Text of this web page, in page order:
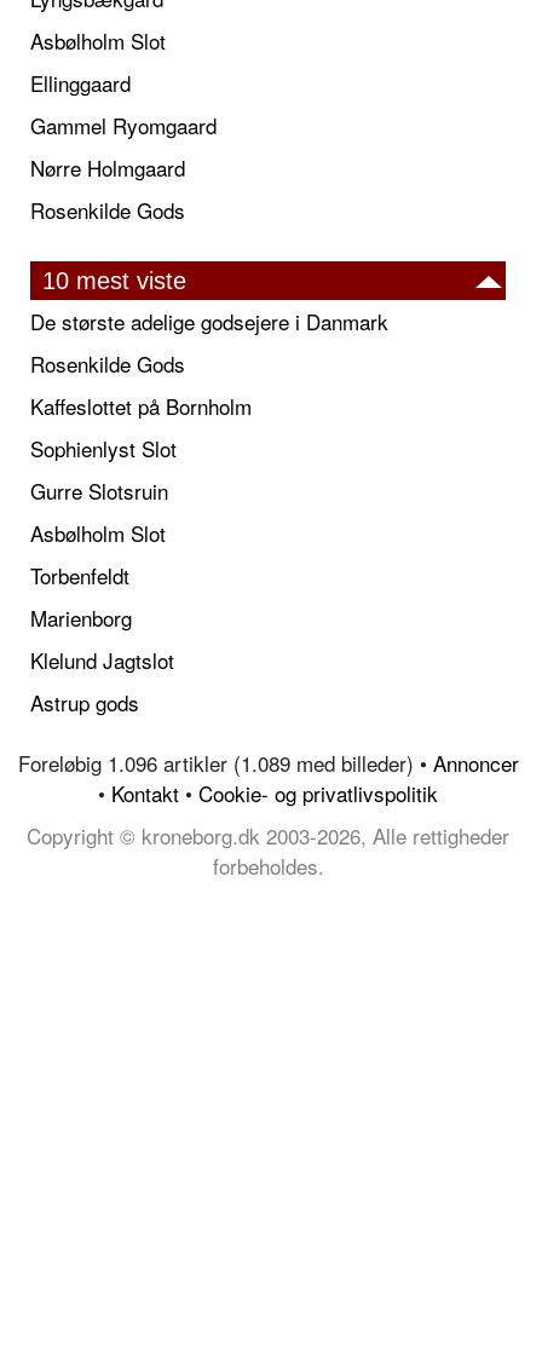
Asbølholm Slot
Ellinggaard
Gammel Ryomgaard
Nørre Holmgaard
Rosenkilde Gods
10 mest viste
De største adelige godsejere i Danmark
Rosenkilde Gods
Kaffeslottet på Bornholm
Sophienlyst Slot
Gurre Slotsruin
Asbølholm Slot
Torbenfeldt
Marienborg
Klelund Jagtslot
Astrup gods
Foreløbig 1.096 artikler (1.089 med billeder) • Annoncer
• Kontakt • Cookie- og privatlivspolitik
Copyright © kroneborg.dk 2003-2026, Alle rettigheder
forbeholdes.